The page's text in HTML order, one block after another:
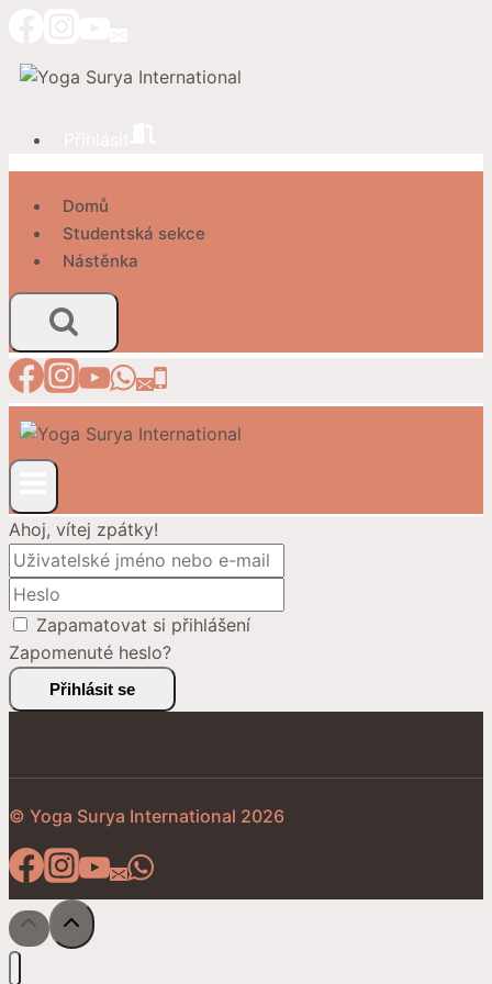
obsah
Domů
Studentská sekce
Nástěnka
Ahoj, vítej zpátky!
Zapamatovat si přihlášení
Zapomenuté heslo?
Přihlásit se
© Yoga Surya International 2026